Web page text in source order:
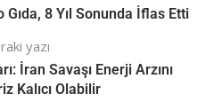
8 Yıl Sonunda İflas Etti
yazı
İran Savaşı Enerji Arzını
Kalıcı Olabilir